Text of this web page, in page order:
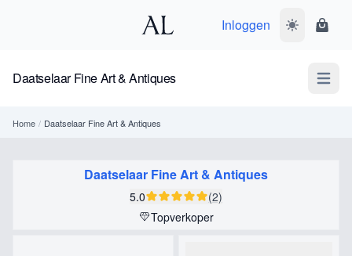
Inloggen Wissel
Daatselaar Fine Art & Antiques Open
Home / Daatselaar Fine Art & Antiques
Daatselaar Fine Art & Antiques
5.0
(2)
Topverkoper